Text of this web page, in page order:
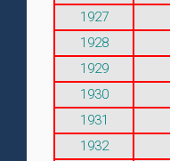
1927
1928
1929
1930
1931
1932